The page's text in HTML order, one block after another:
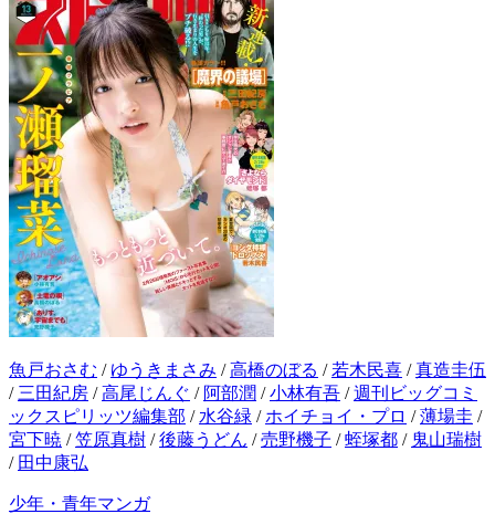
魚戸おさむ / ゆうきまさみ /高橋のぼる / 若木民喜 /真造圭伍
/ 三田紀房 /高尾じんぐ / 阿部潤 /小林有吾 /週刊ビッグコミ
ックスピリッツ編集部 / 水谷緑 / ホイチョイ・プロ /薄場圭 /
宮下暁 /笠原真樹 /後藤うどん /売野機子 /蛭塚都 / 鬼山瑞樹
/ 田中康弘
少年・青年マンガ